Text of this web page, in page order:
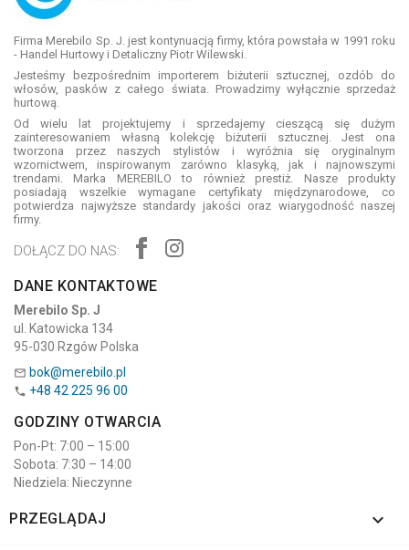
Firma Merebilo Sp. J. jest kontynuacją firmy, która powstała w 1991 roku
- Handel Hurtowy i Detaliczny Piotr Wilewski.
Jesteśmy bezpośrednim importerem biżuterii sztucznej, ozdób do
włosów, pasków z całego świata. Prowadzimy wyłącznie sprzedaż
hurtową.
Od wielu lat projektujemy i sprzedajemy cieszącą się dużym
zainteresowaniem własną kolekcję biżuterii sztucznej. Jest ona
tworzona przez naszych stylistów i wyróżnia się oryginalnym
wzornictwem, inspirowanym zarówno klasyką, jak i najnowszymi
trendami. Marka MEREBILO to również prestiż. Nasze produkty
posiadają wszelkie wymagane certyfikaty międzynarodowe, co
potwierdza najwyższe standardy jakości oraz wiarygodność naszej
firmy.
DOŁĄCZ DO NAS:
DANE KONTAKTOWE
Merebilo Sp. J
ul. Katowicka 134
95-030 Rzgów Polska
 bok@merebilo.pl
 +48 42 225 96 00
GODZINY OTWARCIA
Pon-Pt: 7:00 – 15:00
Sobota: 7:30 – 14:00
Niedziela: Nieczynne
PRZEGLĄDAJ 